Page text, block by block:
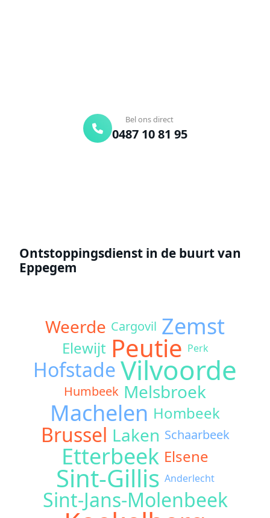
Bel ons direct
0487 10 81 95
Ontstoppingsdienst in de buurt van
Eppegem
Weerde Cargovil Zemst
Elewijt Peutie Perk
Hofstade Vilvoorde
Humbeek Melsbroek
Machelen Hombeek
Brussel Laken Schaarbeek
Etterbeek Elsene
Sint-Gillis Anderlecht
Sint-Jans-Molenbeek